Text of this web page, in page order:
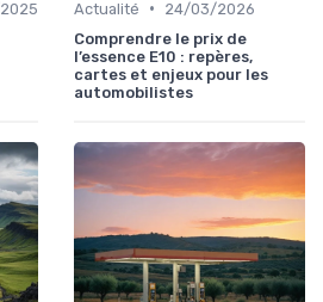
Actualité •
24/03/2026
Comprendre le prix de
l’essence E10 : repères,
cartes et enjeux pour les
automobilistes